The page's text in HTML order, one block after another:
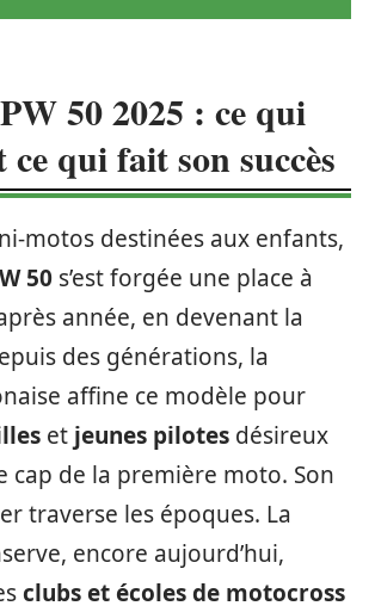
50 2025 : ce qui
ce qui fait son succès
motos destinées aux enfants,
50 s’est forgée une place à
année, en devenant la
des générations, la
affine ce modèle pour
et jeunes pilotes désireux
cap de la première moto. Son
traverse les époques. La
encore aujourd’hui,
clubs et écoles de motocross